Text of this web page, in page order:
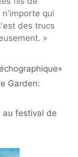
qui
des trucs
»
Garden:
au festival de